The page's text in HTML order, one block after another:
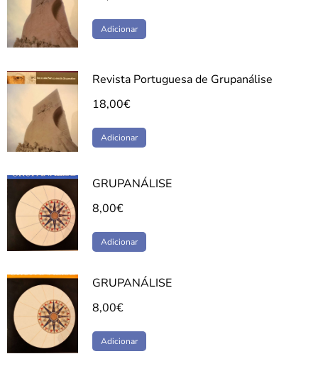
Adicionar
Revista Portuguesa de Grupanálise
18,00€
Adicionar
GRUPANÁLISE
8,00€
Adicionar
GRUPANÁLISE
8,00€
Adicionar